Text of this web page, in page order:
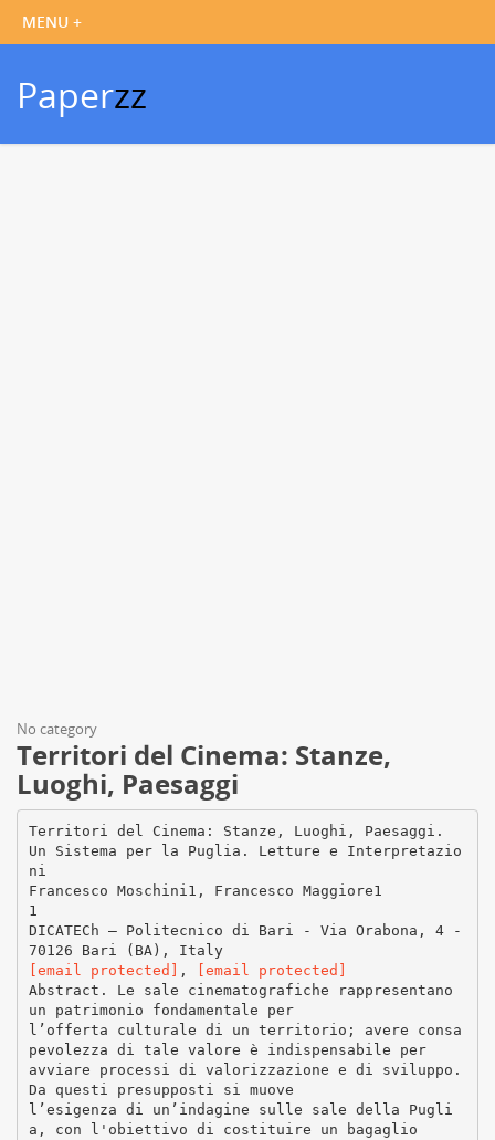
Paperzz
No category
Territori del Cinema: Stanze,
Luoghi, Paesaggi
Territori del Cinema: Stanze, Luoghi, Paesaggi.
Un Sistema per la Puglia. Letture e Interpretazio
ni
Francesco Moschini1, Francesco Maggiore1
1
DICATECh – Politecnico di Bari - Via Orabona, 4 -
70126 Bari (BA), Italy
[email protected] , [email protected]